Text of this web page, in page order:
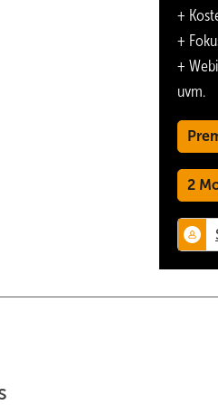
ist eines der modernsten
und ein
der unterschiedlichen
+
+
+
uvm.
2